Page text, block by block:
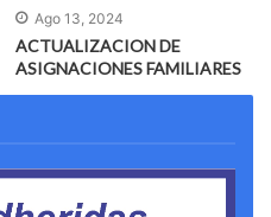
Ago 13, 2024
ACTUALIZACION DE
ASIGNACIONES FAMILIARES